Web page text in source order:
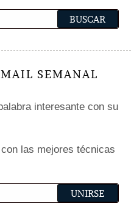
SEMANAL
interesante con su
las mejores técnicas